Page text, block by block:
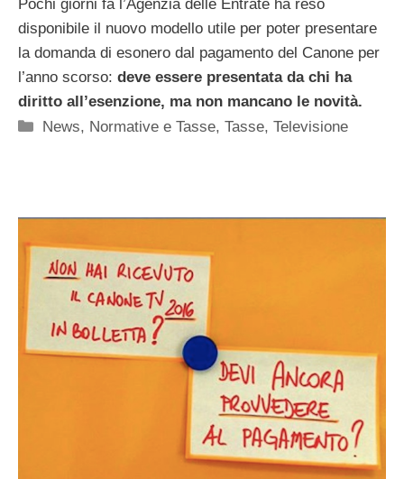
Pochi giorni fa l’Agenzia delle Entrate ha reso
disponibile il nuovo modello utile per poter presentare
la domanda di esonero dal pagamento del Canone per
l’anno scorso: deve essere presentata da chi ha
diritto all’esenzione, ma non mancano le novità.
Categorie
News, Normative e Tasse,Tasse,Televisione